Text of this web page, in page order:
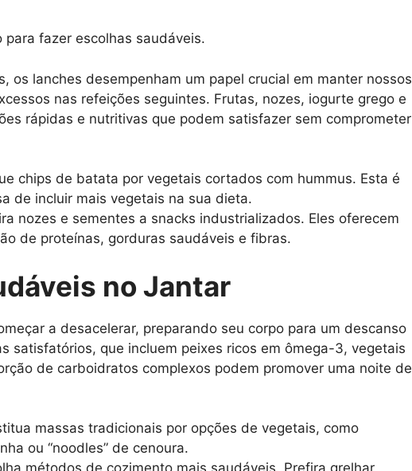
fazer escolhas saudáveis.
os lanches desempenham um papel crucial em manter nossos
nas refeições seguintes. Frutas, nozes, iogurte grego e
rápidas e nutritivas que podem satisfazer sem comprometer
chips de batata por vegetais cortados com hummus. Esta é
de incluir mais vegetais na sua dieta.
nozes e sementes a snacks industrializados. Eles oferecem
de proteínas, gorduras saudáveis e fibras.
no Jantar
a desacelerar, preparando seu corpo para um descanso
satisfatórios, que incluem peixes ricos em ômega-3, vegetais
de carboidratos complexos podem promover uma noite de
massas tradicionais por opções de vegetais, como
ou “noodles” de cenoura.